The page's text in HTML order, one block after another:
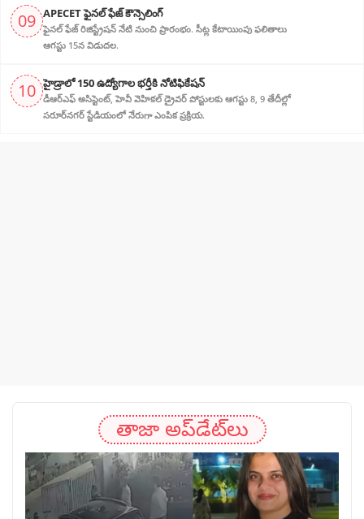
09 APECET ఫైనల్ ఫేజ్ కౌన్సెలింగ్
ఫైనల్ ఫేజ్ రిజిస్ట్రేషన్ నేటి నుంచి ప్రారంభం. సీట్ల కేటాయింపు ఫలితాలు
ఆగస్టు 15న విడుదల.
10 హైడ్రాలో 150 ఉద్యోగాల భర్తీకి నోటిఫికేషన్
డీఆర్‌ఎఫ్ అసిస్టెంట్, హెవీ వెహికల్ డ్రైవర్ పోస్టులకు ఆగస్టు 8, 9 తేదీల్లో
సరూర్‌నగర్ స్టేడియంలో నేరుగా ఎంపిక ప్రక్రియ.
తాజా అప్‌డేట్‌లు